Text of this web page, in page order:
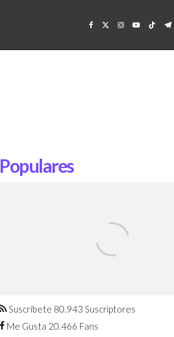
Populares
agosto
Suscríbete 80.943 Suscriptores
Me Gusta 20.466 Fans